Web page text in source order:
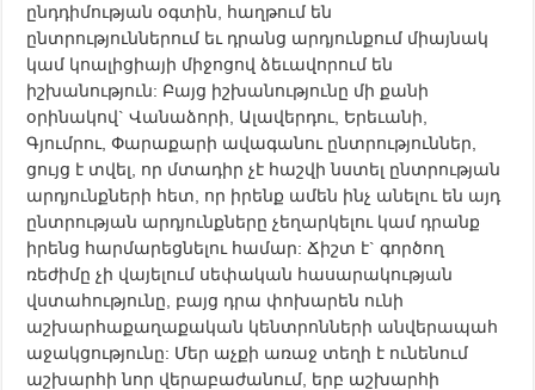
ընդդիմության օգտին, հաղթում են
ընտրություններում եւ դրանց արդյունքում միայնակ
կամ կոալիցիայի միջոցով ձեւավորում են
իշխանություն: Բայց իշխանությունը մի քանի
օրինակով` Վանաձորի, Ալավերդու, Երեւանի,
Գյումրու, Փարաքարի ավագանու ընտրություններ,
ցույց է տվել, որ մտադիր չէ հաշվի նստել ընտրության
արդյունքների հետ, որ իրենք ամեն ինչ անելու են այդ
ընտրության արդյունքները չեղարկելու կամ դրանք
իրենց հարմարեցնելու համար: Ճիշտ է` գործող
ռեժիմը չի վայելում սեփական հասարակության
վստահությունը, բայց դրա փոխարեն ունի
աշխարհաքաղաքական կենտրոնների անվերապահ
աջակցությունը: Մեր աչքի առաջ տեղի է ունենում
աշխարհի նոր վերաբաժանում, երբ աշխարհի